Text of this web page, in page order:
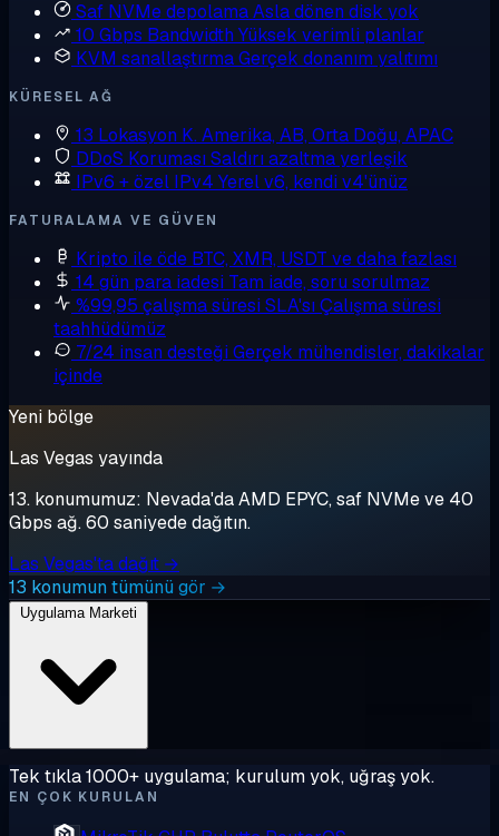
Saf NVMe depolamaAsla dönen disk yok
10 Gbps Bandwidth Yüksek verimli planlar
KVM sanallaştırmaGerçek donanım yalıtımı
KÜRESEL AĞ
13 Lokasyon K. Amerika, AB, Orta Doğu, APAC
DDoS Koruması Saldırı azaltma yerleşik
IPv6 + özel IPv4 Yerel v6, kendi v4'ünüz
FATURALAMA VE GÜVEN
Kripto ile öde BTC, XMR, USDT ve daha fazlası
14 gün para iadesi Tam iade, soru sorulmaz
%99,95 çalışma süresi SLA'sı Çalışma süresi
taahhüdümüz
7/24 insan desteği Gerçek mühendisler, dakikalar
içinde
Yeni bölge
Las Vegas yayında
13. konumumuz: Nevada'da AMD EPYC, saf NVMe ve 40
Gbps ağ. 60 saniyede dağıtın.
Las Vegas'ta dağıt →
13 konumun tümünü gör →
Tek tıkla 1000+ uygulama; kurulum yok, uğraş yok.
EN ÇOK KURULAN